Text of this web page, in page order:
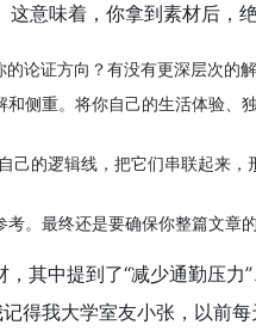
意味着，你拿到素材后，
论证方向？有没有更深层次的
和侧重。将你自己的生活体验
己的逻辑线，把它们串联起来
。最终还是要确保你整篇文章
其中提到了“减少通勤压
得我大学室友小张，以前